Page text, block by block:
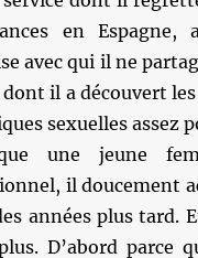
en Espagne,
avec qui il ne
il a découvert
sexuelles assez
une jeune
il doucement
années plus tard.
D’abord parce